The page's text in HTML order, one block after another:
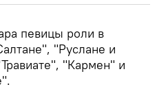
певицы роли в
"Руслане и
"Кармен" и